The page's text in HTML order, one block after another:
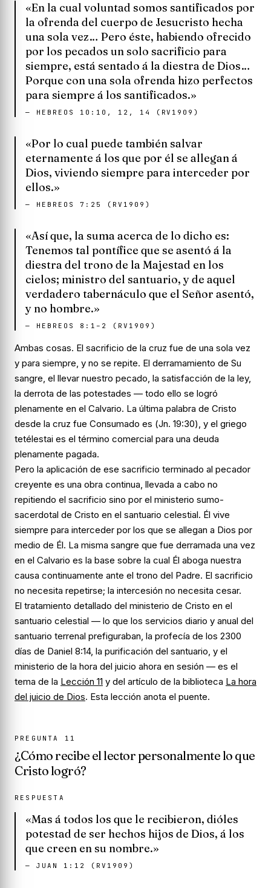
«En la cual voluntad somos santificados por
la ofrenda del cuerpo de Jesucristo hecha
una sola vez… Pero éste, habiendo ofrecido
por los pecados un solo sacrificio para
siempre, está sentado á la diestra de Dios…
Porque con una sola ofrenda hizo perfectos
para siempre á los santificados.»
— HEBREOS 10:10, 12, 14 (RV1909)
«Por lo cual puede también salvar
eternamente á los que por él se allegan á
Dios, viviendo siempre para interceder por
ellos.»
— HEBREOS 7:25 (RV1909)
«Así que, la suma acerca de lo dicho es:
Tenemos tal pontífice que se asentó á la
diestra del trono de la Majestad en los
cielos; ministro del santuario, y de aquel
verdadero tabernáculo que el Señor asentó,
y no hombre.»
— HEBREOS 8:1–2 (RV1909)
Ambas cosas. El sacrificio de la cruz fue de una sola vez
y para siempre, y no se repite. El derramamiento de Su
sangre, el llevar nuestro pecado, la satisfacción de la ley,
la derrota de las potestades — todo ello se logró
plenamente en el Calvario. La última palabra de Cristo
desde la cruz fue Consumado es (Jn. 19:30), y el griego
tetélestai es el término comercial para una deuda
plenamente pagada.
Pero la aplicación de ese sacrificio terminado al pecador
creyente es una obra continua, llevada a cabo no
repitiendo el sacrificio sino por el ministerio sumo-
sacerdotal de Cristo en el santuario celestial. Él vive
siempre para interceder por los que se allegan a Dios por
medio de Él. La misma sangre que fue derramada una vez
en el Calvario es la base sobre la cual Él aboga nuestra
causa continuamente ante el trono del Padre. El sacrificio
no necesita repetirse; la intercesión no necesita cesar.
El tratamiento detallado del ministerio de Cristo en el
santuario celestial — lo que los servicios diario y anual del
santuario terrenal prefiguraban, la profecía de los 2300
días de Daniel 8:14, la purificación del santuario, y el
ministerio de la hora del juicio ahora en sesión — es el
tema de la Lección 11 y del artículo de la biblioteca La hora
del juicio de Dios. Esta lección anota el puente.
PREGUNTA 11
¿Cómo recibe el lector personalmente lo que
Cristo logró?
RESPUESTA
«Mas á todos los que le recibieron, dióles
potestad de ser hechos hijos de Dios, á los
que creen en su nombre.»
— JUAN 1:12 (RV1909)